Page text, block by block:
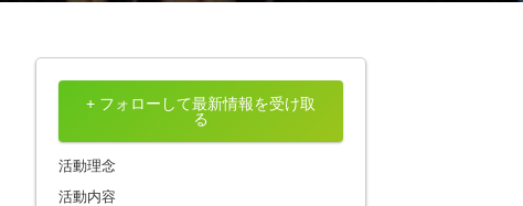
+ フォローして最新情報を受け取
る
活動理念
活動内容